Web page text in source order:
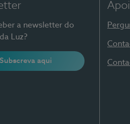
a newsletter do
Luz?
Subscreva aqui